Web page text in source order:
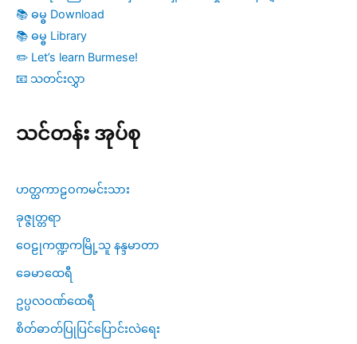
📚 ဓမ္ဓ Download
📚 ဓမ္ဓ Library
✏️ Let’s learn Burmese!
📧 သတင်းလွှာ
သင်တန်း အုပ်စု
ဟတ္ထကာဠဝကမင်းသား
ခုဇ္ဇုတ္တရာ
ဝေဠုကဏ္ဍကမြို့သူ နန္ဒမာတာ
ခေမာထေရီ
ဥပ္ပလဝဏ်ထေရီ
စိတ်ဓာတ်ပြုပြင်ပြောင်းလဲရေး